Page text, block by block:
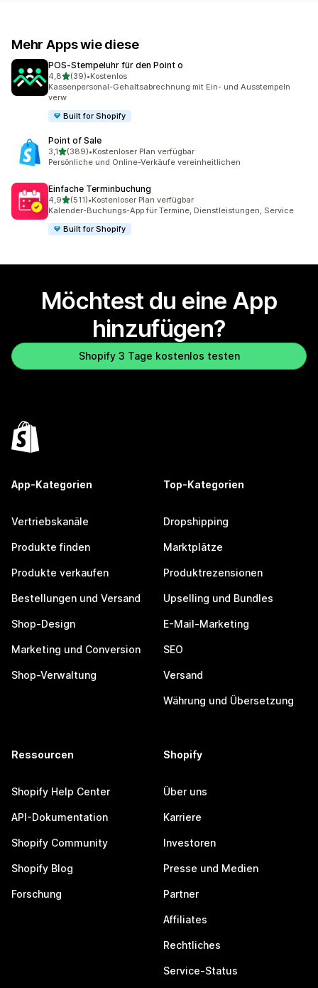
Mehr Apps wie diese
POS‑Stempeluhr für den Point o
4,8von 5 Sternen
(39)
39 Rezensionen insgesamt
•Kostenlos
Kassenpersonal-Gehaltsabrechnung mit Ein- und Ausstempeln
verw
Built for Shopify
Point of Sale
3,1von 5 Sternen
(389)
389 Rezensionen insgesamt
•Kostenloser Plan verfügbar
Persönliche und Online-Verkäufe vereinheitlichen
Einfache Terminbuchung
4,9von 5 Sternen
(511)
511 Rezensionen insgesamt
•Kostenloser Plan verfügbar
Kalender-Buchungs-App für Termine, Dienstleistungen, Service
Built for Shopify
Möchtest du eine App
hinzufügen?
Shopify 3 Tage kostenlos testen
App-Kategorien
Vertriebskanäle
Produkte finden
Produkte verkaufen
Bestellungen und Versand
Shop-Design
Marketing und Conversion
Shop-Verwaltung
Top-Kategorien
Dropshipping
Marktplätze
Produktrezensionen
Upselling und Bundles
E-Mail-Marketing
SEO
Versand
Währung und Übersetzung
Ressourcen
Shopify Help Center
API-Dokumentation
Shopify Community
Shopify Blog
Forschung
Shopify
Über uns
Karriere
Investoren
Presse und Medien
Partner
Affiliates
Rechtliches
Service-Status